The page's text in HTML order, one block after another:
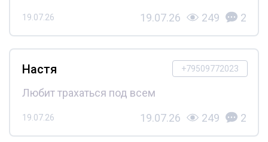
19.07.26 19.07.26 249 2
+79509772023
Настя
Любит трахаться под всем
19.07.26 19.07.26 249 2